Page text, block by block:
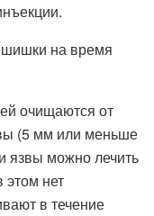
на время
очищаются от
(5 мм или меньше
язвы можно лечить
этом нет
в течение